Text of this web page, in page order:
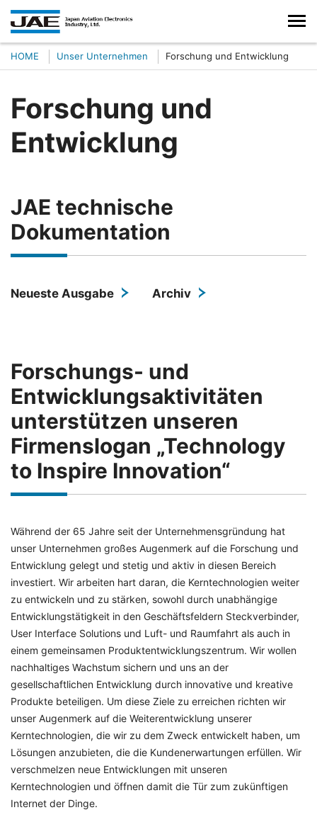
HOME Unser Unternehmen Forschung und Entwicklung
Forschung und
Entwicklung
JAE technische
Dokumentation
Neueste Ausgabe Archiv
Forschungs- und
Entwicklungsaktivitäten
unterstützen unseren
Firmenslogan „Technology
to Inspire Innovation“
Während der 65 Jahre seit der Unternehmensgründung hat
unser Unternehmen großes Augenmerk auf die Forschung und
Entwicklung gelegt und stetig und aktiv in diesen Bereich
investiert. Wir arbeiten hart daran, die Kerntechnologien weiter
zu entwickeln und zu stärken, sowohl durch unabhängige
Entwicklungstätigkeit in den Geschäftsfeldern Steckverbinder,
User Interface Solutions und Luft- und Raumfahrt als auch in
einem gemeinsamen Produktentwicklungszentrum. Wir wollen
nachhaltiges Wachstum sichern und uns an der
gesellschaftlichen Entwicklung durch innovative und kreative
Produkte beteiligen. Um diese Ziele zu erreichen richten wir
unser Augenmerk auf die Weiterentwicklung unserer
Kerntechnologien, die wir zu dem Zweck entwickelt haben, um
Lösungen anzubieten, die die Kundenerwartungen erfüllen. Wir
verschmelzen neue Entwicklungen mit unseren
Kerntechnologien und öffnen damit die Tür zum zukünftigen
Internet der Dinge.